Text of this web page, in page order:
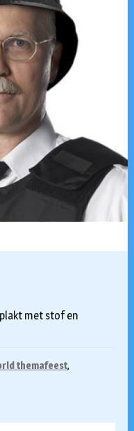
met stof en
themafeest,